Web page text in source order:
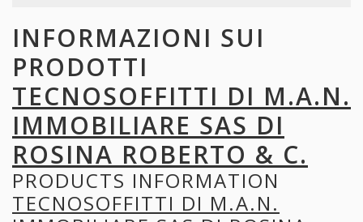
INFORMAZIONI SUI
PRODOTTI
TECNOSOFFITTI DI M.A.N.
IMMOBILIARE SAS DI
ROSINA ROBERTO & C.
PRODUCTS INFORMATION
TECNOSOFFITTI DI M.A.N.